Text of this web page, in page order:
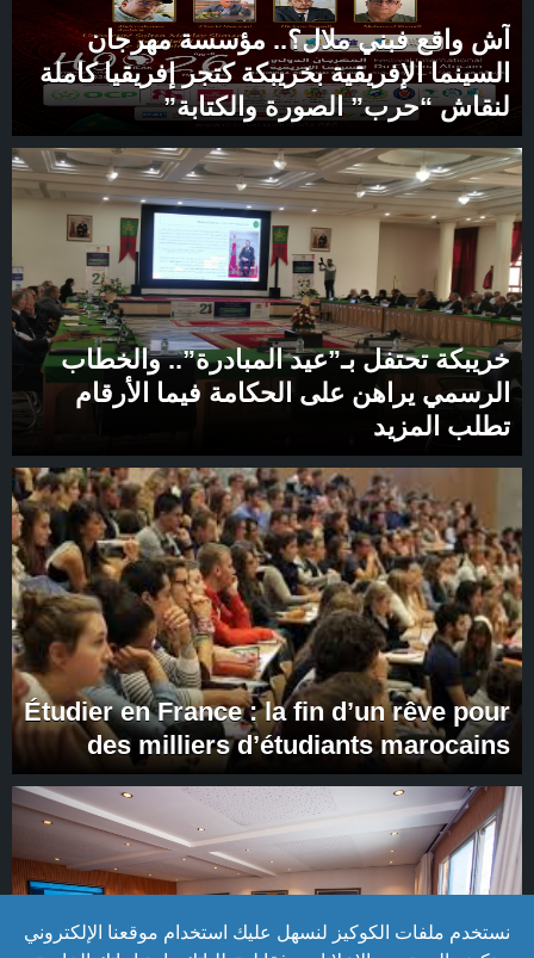
آش واقع فبني ملال؟.. مؤسسة مهرجان
السينما الإفريقية بخريبكة كتجر إفريقيا كاملة
لنقاش “حرب” الصورة والكتابة”
خريبكة تحتفل بـ”عيد المبادرة”.. والخطاب
الرسمي يراهن على الحكامة فيما الأرقام
تطلب المزيد
Étudier en France : la fin d’un rêve pour
des milliers d’étudiants marocains
نستخدم ملفات الكوكيز لنسهل عليك استخدام موقعنا الإلكتروني